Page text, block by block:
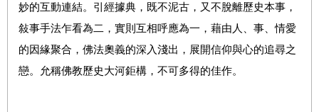
妙的互動連結。引經據典，既不泥古，又不脫離歷史本事，
敍事手法乍看為二，實則互相呼應為一，藉由人、事、情愛
的因緣聚合，佛法奧義的深入淺出，展開信仰與心的追尋之
戀。允稱佛教歷史大河鉅構，不可多得的佳作。